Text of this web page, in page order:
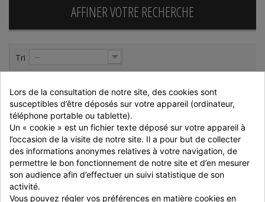
AFFINER VOTRE RECHERCHE
Tri --
POIVRONS DOUX EN
POT 295 G - PAR 12
1 carton de 12 boites
GRISSINI SAN CARLO
480 G
Lors de la consultation de notre site, des cookies sont
susceptibles d’être déposés sur votre appareil (ordinateur,
téléphone portable ou tablette).
Un « cookie » est un fichier texte déposé sur votre appareil à
l’occasion de la visite de notre site. Il a pour but de collecter
des informations anonymes relatives à votre navigation, de
permettre le bon fonctionnement de notre site et d’en mesurer
son audience afin d’effectuer un suivi statistique de son
activité.
Vous pouvez régler vos préférences en matière cookies en